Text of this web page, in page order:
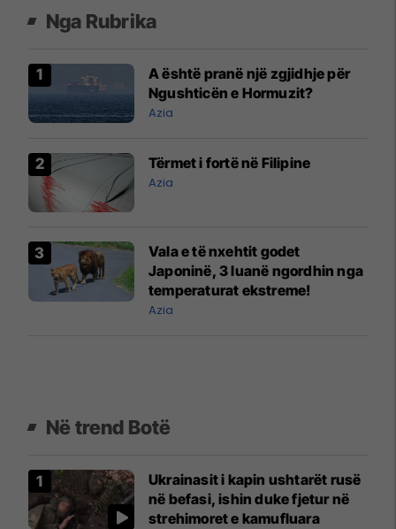
Nga Rubrika
A është pranë një zgjidhje për
Ngushticën e Hormuzit?
Azia
Tërmet i fortë në Filipine
Azia
Vala e të nxehtit godet
Japoninë, 3 luanë ngordhin nga
temperaturat ekstreme!
Azia
Në trend Botë
Ukrainasit i kapin ushtarët rusë
në befasi, ishin duke fjetur në
strehimoret e kamufluara